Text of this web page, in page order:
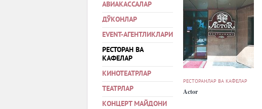
АВИАКАССАЛАР
ДЎКОНЛАР
EVENT-АГЕНТЛИКЛАРИ
РЕСТОРАН ВА
КАФЕЛАР
КИНОТЕАТРЛАР
ТЕАТРЛАР
КОНЦЕРТ МАЙДОНИ
РЕСТОРАНЛАР ВА КАФЕЛАР
Actor